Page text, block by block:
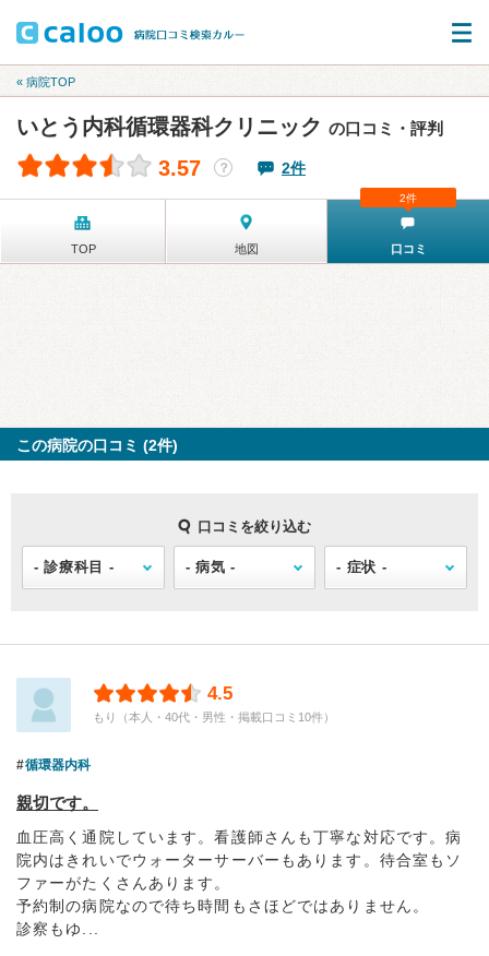
« 病院TOP
いとう内科循環器科クリニック の口コミ・評判
3.57 ？ 2件
TOP 地図 口コミ
2件
この病院の口コミ (2件)
口コミを絞り込む
4.5
もり（本人・40代・男性・掲載口コミ10件）
循環器内科
親切です。
血圧高く通院しています。看護師さんも丁寧な対応です。病
院内はきれいでウォーターサーバーもあります。待合室もソ
ファーがたくさんあります。
予約制の病院なので待ち時間もさほどではありません。
診察もゆ...